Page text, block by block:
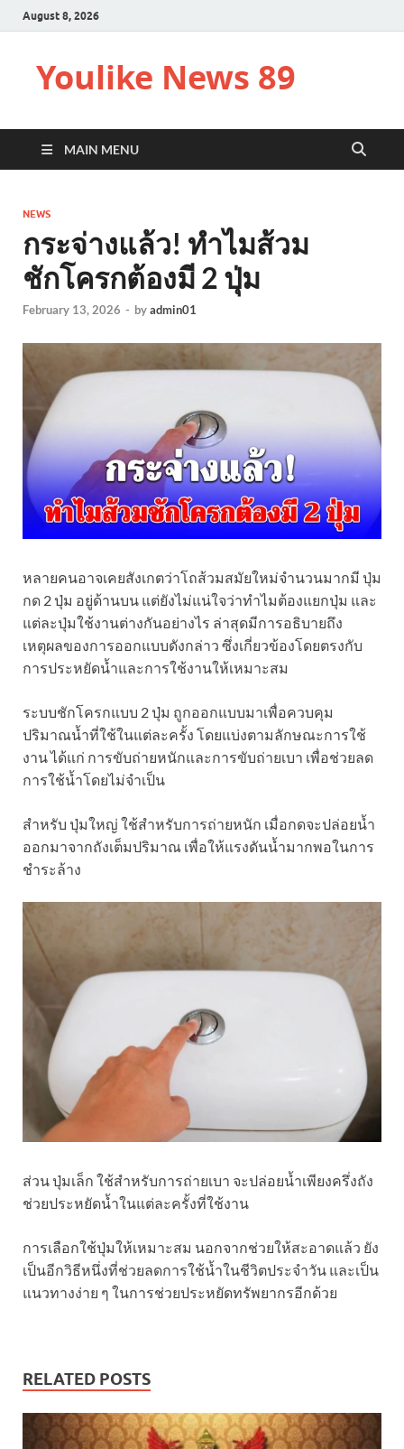
August 8, 2026
Youlike News 89
MAIN MENU
NEWS
กระจ่างแล้ว! ทำไมส้วม
ชักโครกต้องมี 2 ปุ่ม
February 13, 2026 - byadmin01
หลายคนอาจเคยสังเกตว่าโถส้วมสมัยใหม่จำนวนมากมี ปุ่ม
กด 2 ปุ่ม อยู่ด้านบน แต่ยังไม่แน่ใจว่าทำไมต้องแยกปุ่ม และ
แต่ละปุ่มใช้งานต่างกันอย่างไร ล่าสุดมีการอธิบายถึง
เหตุผลของการออกแบบดังกล่าว ซึ่งเกี่ยวข้องโดยตรงกับ
การประหยัดน้ำและการใช้งานให้เหมาะสม
ระบบชักโครกแบบ 2 ปุ่ม ถูกออกแบบมาเพื่อควบคุม
ปริมาณน้ำที่ใช้ในแต่ละครั้ง โดยแบ่งตามลักษณะการใช้
งาน ได้แก่ การขับถ่ายหนักและการขับถ่ายเบา เพื่อช่วยลด
การใช้น้ำโดยไม่จำเป็น
สำหรับ ปุ่มใหญ่ ใช้สำหรับการถ่ายหนัก เมื่อกดจะปล่อยน้ำ
ออกมาจากถังเต็มปริมาณ เพื่อให้แรงดันน้ำมากพอในการ
ชำระล้าง
ส่วน ปุ่มเล็ก ใช้สำหรับการถ่ายเบา จะปล่อยน้ำเพียงครึ่งถัง
ช่วยประหยัดน้ำในแต่ละครั้งที่ใช้งาน
การเลือกใช้ปุ่มให้เหมาะสม นอกจากช่วยให้สะอาดแล้ว ยัง
เป็นอีกวิธีหนึ่งที่ช่วยลดการใช้น้ำในชีวิตประจำวัน และเป็น
แนวทางง่าย ๆ ในการช่วยประหยัดทรัพยากรอีกด้วย
RELATED POSTS